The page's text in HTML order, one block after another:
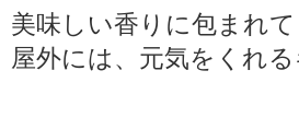
美味しい香りに包まれて
屋外には、元気をくれ